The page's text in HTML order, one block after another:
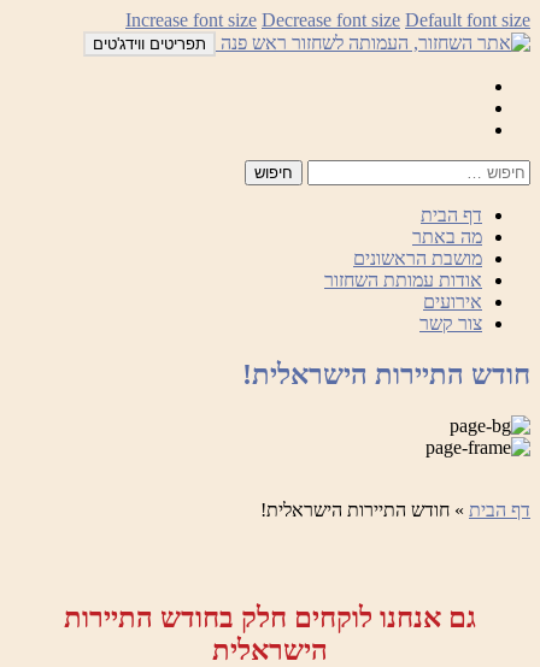
לדלג
לתוכן
Increase font size Decrease font size Default font size
תפריטים ווידג'טים
דף הבית
מה באתר
מושבת הראשונים
אודות עמותת השחזור
אירועים
צור קשר
חודש התיירות הישראלית!
דף הבית » חודש התיירות הישראלית!
גם אנחנו לוקחים חלק בחודש התיירות
הישראלית